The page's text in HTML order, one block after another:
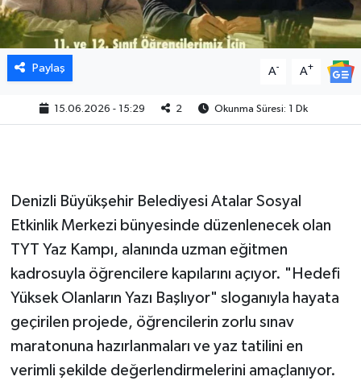
Paylaş A- A+
15.06.2026 - 15:29 2 Okunma Süresi: 1 Dk
Denizli Büyükşehir Belediyesi Atalar Sosyal
Etkinlik Merkezi bünyesinde düzenlenecek olan
TYT Yaz Kampı, alanında uzman eğitmen
kadrosuyla öğrencilere kapılarını açıyor. "Hedefi
Yüksek Olanların Yazı Başlıyor" sloganıyla hayata
geçirilen projede, öğrencilerin zorlu sınav
maratonuna hazırlanmaları ve yaz tatilini en
verimli şekilde değerlendirmelerini amaçlanıyor.